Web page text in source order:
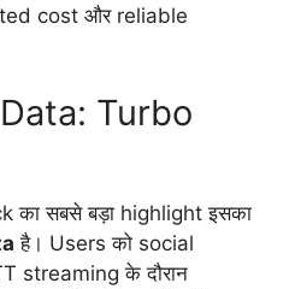
cost और reliable
Turbo
का सबसे बड़ा highlight इसका
है। Users को social
streaming के दौरान